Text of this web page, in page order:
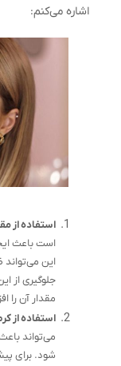
اشاره می‌کنم:
استفاده از
است باعث
این
جلوگیری از
مقدار آن را
استفاده از
می‌تواند
شود. برای